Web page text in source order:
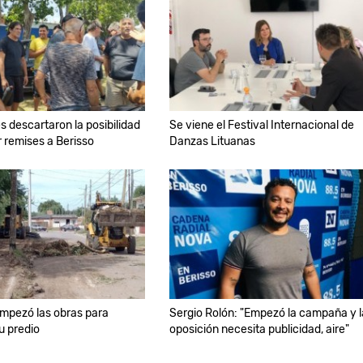
descartaron la posibilidad
remises a Berisso
Se viene el Festival Internacional de
Danzas Lituanas
las obras para
predio
Sergio Rolón: "Empezó la campaña y
oposición necesita publicidad, aire"